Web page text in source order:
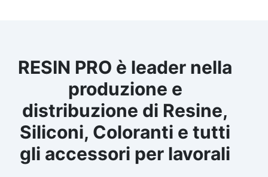
RESIN PRO è leader nella
produzione e
distribuzione di Resine,
Siliconi, Coloranti e tutti
gli accessori per lavorali